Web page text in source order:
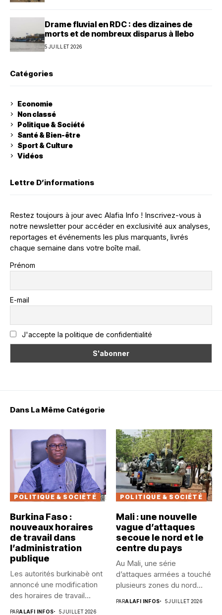
Drame fluvial en RDC : des dizaines de
morts et de nombreux disparus à Ilebo
5 JUILLET 2026
Catégories
Economie
Non classé
Politique & Société
Santé & Bien-être
Sport & Culture
Vidéos
Lettre D’informations
Restez toujours à jour avec Alafia Info ! Inscrivez-vous à
notre newsletter pour accéder en exclusivité aux analyses,
reportages et événements les plus marquants, livrés
chaque semaine dans votre boîte mail.
Prénom
E-mail
J'accepte la politique de confidentialité
Dans La Même Catégorie
POLITIQUE & SOCIÉTÉ
Burkina Faso :
nouveaux horaires
de travail dans
l’administration
publique
Les autorités burkinabè ont
annoncé une modification
des horaires de travail
PARALAFI INFOS 5 JUILLET 2026
POLITIQUE & SOCIÉTÉ
Mali : une nouvelle
vague d’attaques
secoue le nord et le
centre du pays
Au Mali, une série
d’attaques armées a touché
plusieurs zones du nord...
PARALAFI INFOS 5 JUILLET 2026